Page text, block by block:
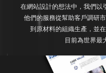
在網站設計的想法中，我們以
他們的服務從幫助客戶調研
到原材料的組織生產，並
目前為世界最